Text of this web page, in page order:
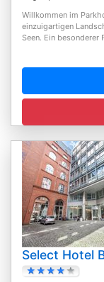
Willkommen im
einzuigartigen
Seen. Ein besonderer
Select Hotel